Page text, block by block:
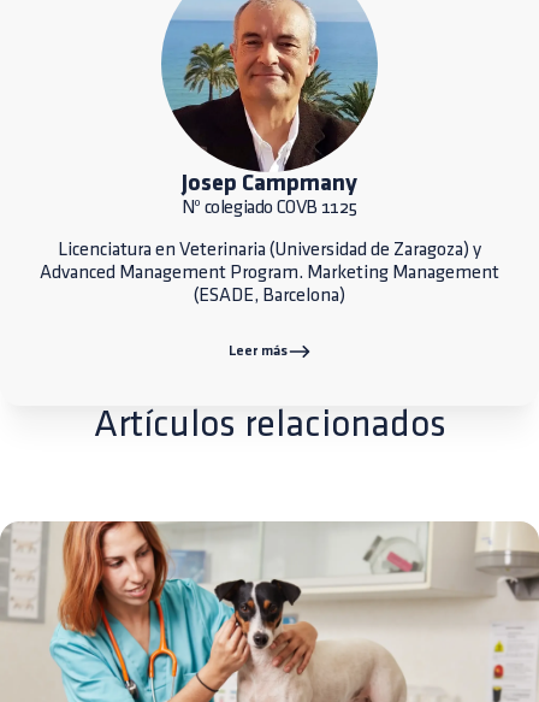
Josep Campmany
Nº colegiado COVB 1125
Licenciatura en Veterinaria (Universidad de Zaragoza) y
Advanced Management Program. Marketing Management
(ESADE, Barcelona)
Leer más
Artículos relacionados